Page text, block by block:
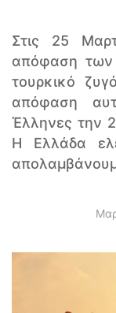
Στις 25
απόφαση των
τουρκικό
απόφαση
Έλληνες την
Η Ελλάδα